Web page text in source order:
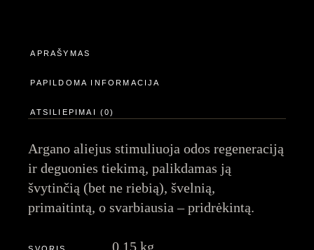
APRAŠYMAS
PAPILDOMA INFORMACIJA
ATSILIEPIMAI (0)
Argano aliejus stimuliuoja odos regeneraciją
ir deguonies tiekimą, palikdamas ją
švytinčią (bet ne riebią), švelnią,
primaitintą, o svarbiausia – pridrėkintą.
0,15 kg